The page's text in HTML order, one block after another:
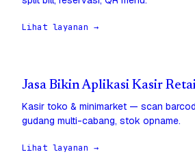
Lihat layanan →
Jasa Bikin Aplikasi Kasir
Kasir toko & minimarket — scan
gudang multi-cabang, stok opname.
Lihat layanan →